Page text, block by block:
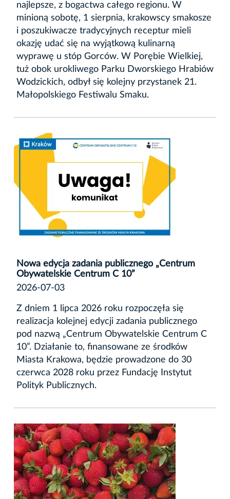
najlepsze, z bogactwa całego regionu. W
minioną sobotę, 1 sierpnia, krakowscy smakosze
i poszukiwacze tradycyjnych receptur mieli
okazję udać się na wyjątkową kulinarną
wyprawę u stóp Gorców. W Porębie Wielkiej,
tuż obok urokliwego Parku Dworskiego Hrabiów
Wodzickich, odbył się kolejny przystanek 21.
Małopolskiego Festiwalu Smaku.
Nowa edycja zadania publicznego „Centrum
Obywatelskie Centrum C 10”
2026-07-03
Z dniem 1 lipca 2026 roku rozpoczęła się
realizacja kolejnej edycji zadania publicznego
pod nazwą „Centrum Obywatelskie Centrum C
10”. Działanie to, finansowane ze środków
Miasta Krakowa, będzie prowadzone do 30
czerwca 2028 roku przez Fundację Instytut
Polityk Publicznych.